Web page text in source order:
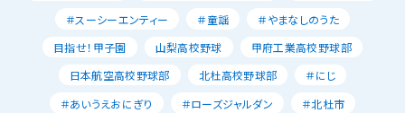
＃スーシーエンティー
＃童謡
＃やまなしのうた
目指せ！甲子園
山梨高校野球
甲府工業高校野球部
日本航空高校野球部
北杜高校野球部
＃にじ
＃あいうえおにぎり
＃ローズジャルダン
＃北杜市